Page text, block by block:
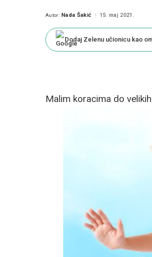
Posted
Autor: Nada Šakić 15. maj 2021.
Dodaj Zelenu učionicu kao
Malim koracima do